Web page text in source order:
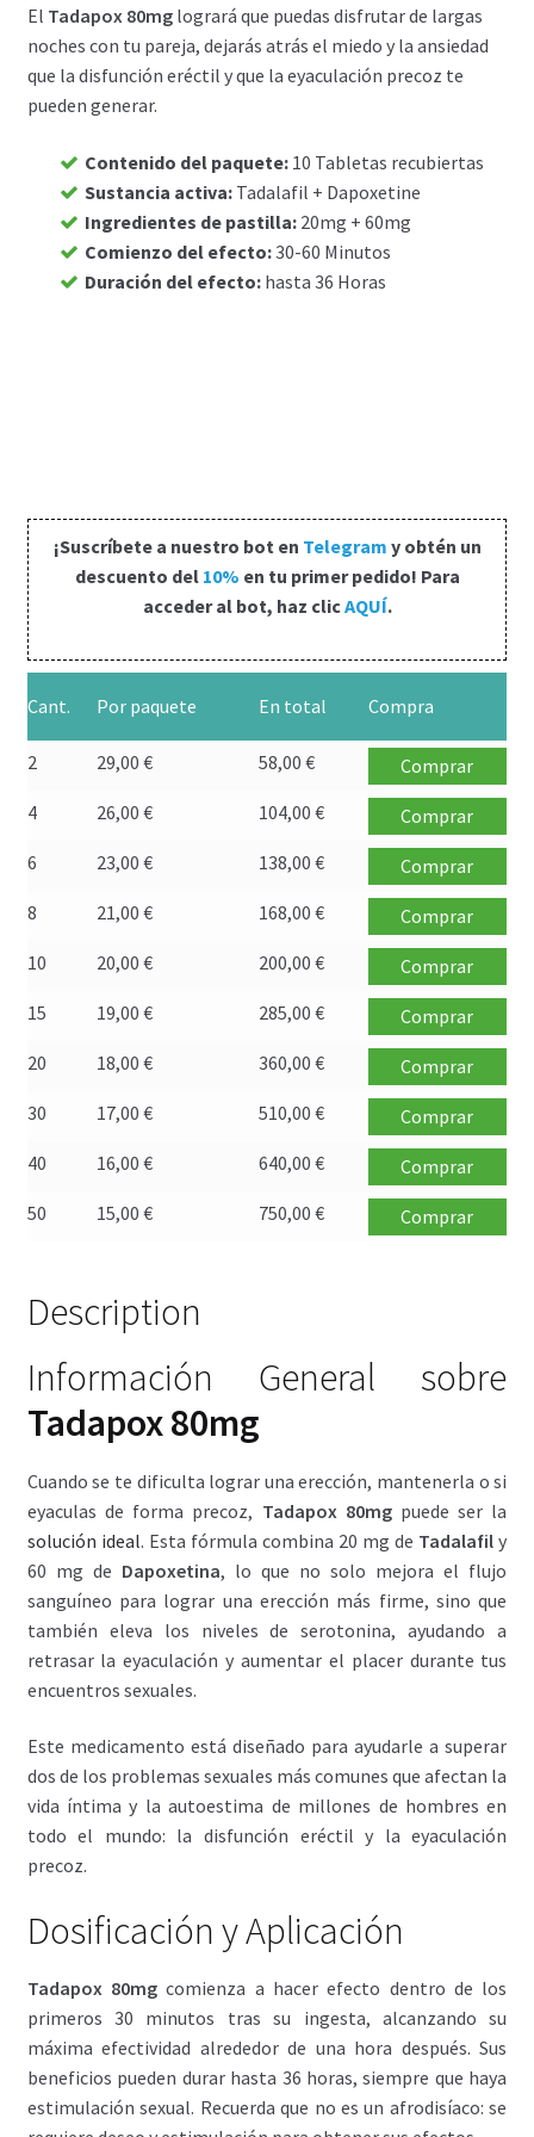
Carrito
Condiciones
Contactos
Formas de envío
Formas de pago
Política de privacidad
Preguntas frecuentes
Productos
Sobre nosotros
El Tadapox 80mglogrará que puedas disfrutar de largas
noches con tu pareja, dejarás atrás el miedo y la ansiedad
que la disfunción eréctil y que la eyaculación precoz te
pueden generar.
Contenido del paquete: 10 Tabletas recubiertas
Sustancia activa: Tadalafil + Dapoxetine
Ingredientes de pastilla: 20mg + 60mg
Comienzo del efecto:30-60 Minutos
Duración del efecto: hasta 36 Horas
¡Suscríbete a nuestro bot en Telegram y obtén un
descuento del 10% en tu primer pedido! Para
acceder al bot, haz clicAQUÍ.
Cant. Por paquete En total Compra
2 29,00 € 58,00 €
Comprar
4
26,00 € 104,00 €
Comprar
6
23,00 € 138,00 €
Comprar
8
21,00 € 168,00 €
Comprar
10
20,00 € 200,00 €
Comprar
15
19,00 € 285,00 €
Comprar
20
18,00 € 360,00 €
Comprar
30
17,00 € 510,00 €
Comprar
40
16,00 € 640,00 €
Comprar
50
15,00 € 750,00 € Comprar
Description
Información General sobre
Tadapox 80mg
Cuando se te dificulta lograr una erección, mantenerla o si
eyaculas de forma precoz, Tadapox 80mgpuede ser la
solución ideal. Esta fórmula combina 20 mg de Tadalafil y
60 mg de Dapoxetina, lo que no solo mejora el flujo
sanguíneo para lograr una erección más firme, sino que
también eleva los niveles de serotonina, ayudando a
retrasar la eyaculación y aumentar el placer durante tus
encuentros sexuales.
Este medicamento está diseñado para ayudarle a superar
dos de los problemas sexuales más comunes que afectan la
vida íntima y la autoestima de millones de hombres en
todo el mundo: la disfunción eréctil y la eyaculación
precoz.
Dosificación y Aplicación
Tadapox 80mgcomienza a hacer efecto dentro de los
primeros 30 minutos tras su ingesta, alcanzando su
máxima efectividad alrededor de una hora después. Sus
beneficios pueden durar hasta 36 horas, siempre que haya
estimulación sexual. Recuerda que no es un afrodisíaco: se